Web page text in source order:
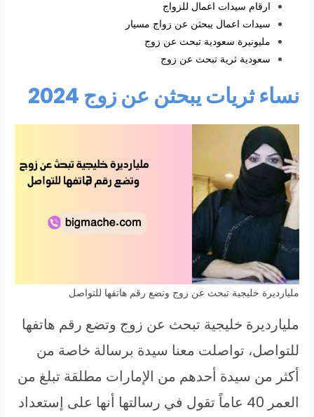
ارقام سيدات اعمال للزواج
سيدات اعمال يبحثن عن زواج مسيار
مليونيرة سعودية تبحث عن زوج
سعودية ثرية تبحث عن زوج
نساء ثريات يبحثن عن زوج 2024
مليارديرة خليجية تبحث عن زوج وتضع رقم هاتفها للتواصل
مليارديرة خليجية تبحث عن زوج وتضع رقم هاتفها
للتواصل، تواصلت معنا سيدة برسالة خاصة من
أكثر من سيدة أحدهم من الإمارات مطلقة تبلغ من
العمر 40 عاماً تقول في رسالتها أنها على إستعداد